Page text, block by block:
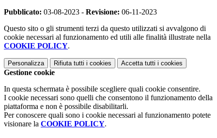
Pubblicato: 03-08-2023 - Revisione: 06-11-2023
Questo sito o gli strumenti terzi da questo utilizzati si avvalgono di
cookie necessari al funzionamento ed utili alle finalità illustrate nella
COOKIE POLICY.
Personalizza Rifiuta tutti i cookies Accetta tutti i cookies
Gestione cookie
In questa schermata è possibile scegliere quali cookie consentire.
I cookie necessari sono quelli che consentono il funzionamento della
piattaforma e non è possibile disabilitarli.
Per conoscere quali sono i cookie necessari al funzionamento potete
visionare la COOKIE POLICY.